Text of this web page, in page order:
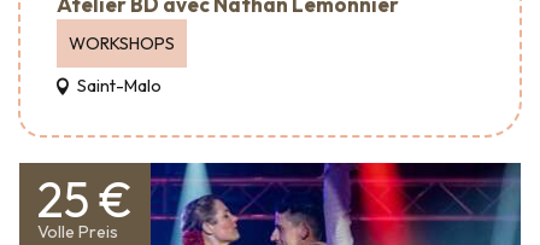
WORKSHOPS
Saint-Malo
25 €
Volle Preis